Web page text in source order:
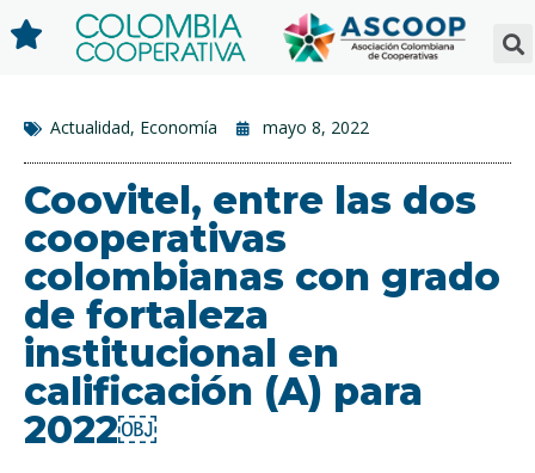
Actualidad, Economía mayo 8, 2022
Coovitel, entre las dos
cooperativas
colombianas con grado
de fortaleza
institucional en
calificación (A) para
2022￼